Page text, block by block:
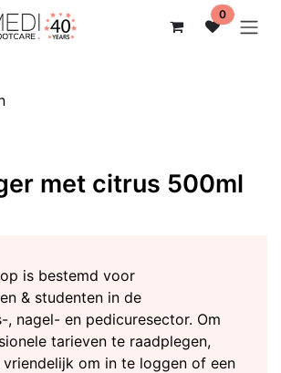
0
met citrus 500ml
is bestemd voor
& studenten in de
, nagel- en pedicuresector. Om
tarieven te raadplegen,
om in te loggen of een